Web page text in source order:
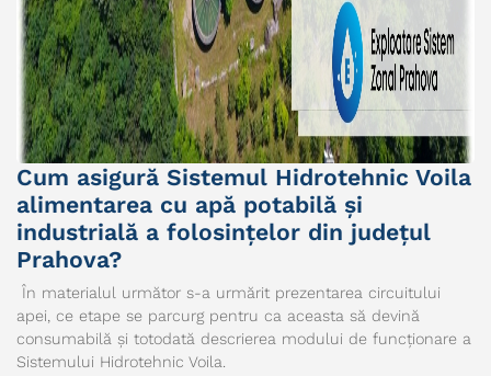
Cum asigură Sistemul Hidrotehnic Voila
alimentarea cu apă potabilă și
industrială a folosințelor din județul
Prahova?
În materialul următor s-a urmărit prezentarea circuitului
apei, ce etape se parcurg pentru ca aceasta să devină
consumabilă și totodată descrierea modului de funcționare a
Sistemului Hidrotehnic Voila.